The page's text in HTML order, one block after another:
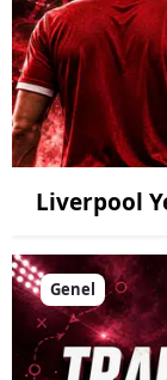
Liverpool
Genel